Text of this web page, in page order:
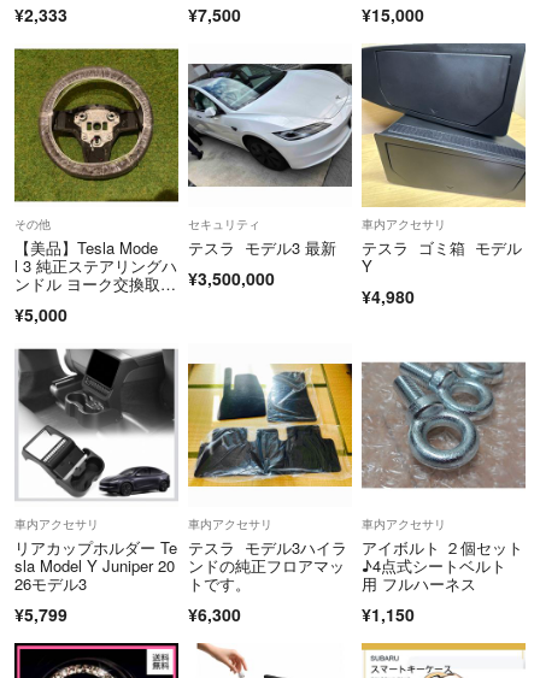
¥2,333 ¥7,500 ¥15,000
その他
【美品】Tesla Mode
l 3 純正ステアリングハ
ンドル ヨーク交換取外
¥5,000
セキュリティ
テスラ モデル3 最新
¥3,500,000
車内アクセサリ
テスラ ゴミ箱 モデル
Y
¥4,980
車内アクセサリ
リアカップホルダー Te
sla Model Y Juniper 20
26モデル3
¥5,799
車内アクセサリ
テスラ モデル3ハイラ
ンドの純正フロアマッ
トです。
¥6,300
車内アクセサリ
アイボルト ２個セット
♪4点式シートベルト
用 フルハーネス
¥1,150